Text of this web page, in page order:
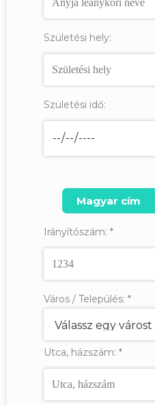
Születési hely:
Születési idő:
Magyar cím
Irányítószám: *
Város / Település: *
Utca, házszám: *